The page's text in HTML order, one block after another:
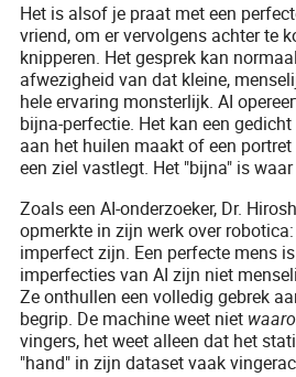
Het is alsof je praat met een
vriend, om er vervolgens achter te
knipperen. Het gesprek kan
afwezigheid van dat kleine,
hele ervaring monsterlijk. AI
bijna-perfectie. Het kan een
aan het huilen maakt of een
een ziel vastlegt. Het "bijna" is
Zoals een AI-onderzoeker, Dr.
opmerkte in zijn werk over
imperfect zijn. Een perfecte mens
imperfecties van AI zijn niet
Ze onthullen een volledig gebrek
begrip. De machine weet niet
vingers, het weet alleen dat het
"hand" in zijn dataset vaak